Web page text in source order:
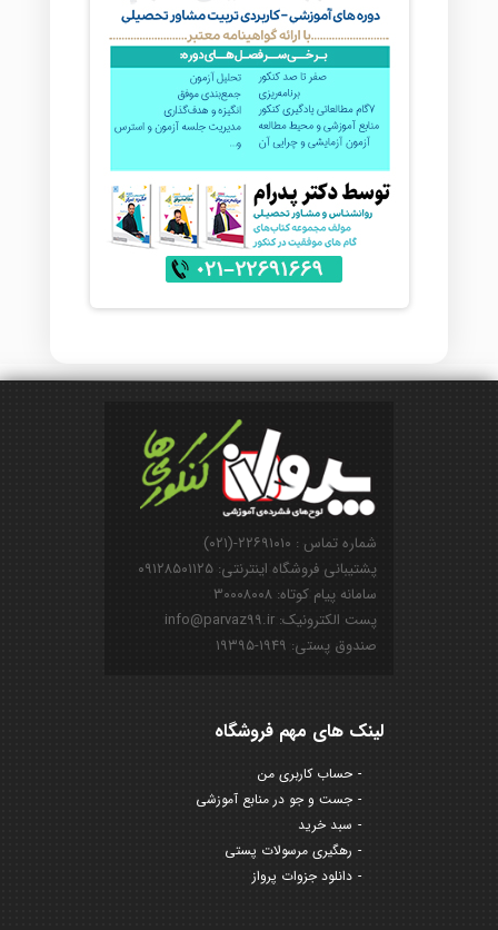
شماره تماس : ۲۲۶۹۱۰۱۰-(۰۲۱)
پشتیبانی فروشگاه اینترنتی: ۰۹۱۲۸۵۰۱۱۲۵
سامانه پیام کوتاه: ۳۰۰۰۸۰۰۸
پست الکترونیک: info@parvaz99.ir
صندوق پستی: ۱۹۴۹-۱۹۳۹۵
لینک های مهم فروشگاه
حساب کاربری من
جست و جو در منابع آموزشی
سبد خرید
رهگیری مرسولات پستی
دانلود جزوات پرواز